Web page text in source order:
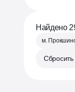
Найдено
м.
Сбросить